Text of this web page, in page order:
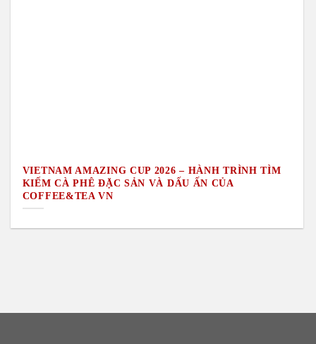
VIETNAM AMAZING CUP 2026 – HÀNH TRÌNH TÌM
KIẾM CÀ PHÊ ĐẶC SẢN VÀ DẤU ẤN CỦA
COFFEE&TEA VN